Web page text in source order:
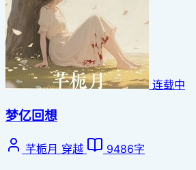
连载中
梦亿回想
芊栀月 穿越
9486字